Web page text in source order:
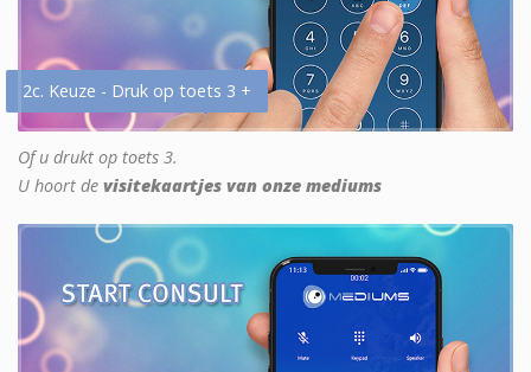
2c. Keuze - Druk op toets 3 +
Of u drukt op toets 3.
U hoort de visitekaartjes van onze mediums